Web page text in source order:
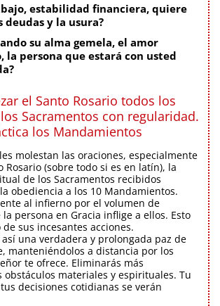
estabilidad financiera, quiere
deudas y la usura?
su alma gemela, el amor
la persona que estará con usted
el Santo Rosario todos los
Sacramentos con regularidad.
los Mandamientos
molestan las oraciones, especialmente
Rosario (sobre todo si es en latín), la
de los Sacramentos recibidos
obediencia a los 10 Mandamientos.
al infierno por el volumen de
persona en Gracia inflige a ellos. Esto
sus incesantes acciones.
una verdadera y prolongada paz de
manteniéndolos a distancia por los
te ofrece. Eliminarás más
obstáculos materiales y espirituales. Tu
decisiones cotidianas se verán